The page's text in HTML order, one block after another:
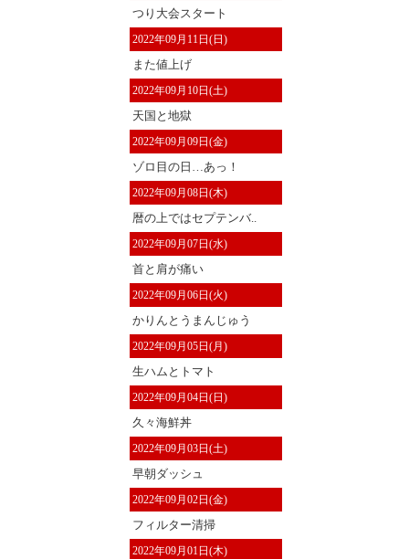
つり大会スタート
2022年09月11日(日)
また値上げ
2022年09月10日(土)
天国と地獄
2022年09月09日(金)
ゾロ目の日…あっ！
2022年09月08日(木)
暦の上ではセプテンバ..
2022年09月07日(水)
首と肩が痛い
2022年09月06日(火)
かりんとうまんじゅう
2022年09月05日(月)
生ハムとトマト
2022年09月04日(日)
久々海鮮丼
2022年09月03日(土)
早朝ダッシュ
2022年09月02日(金)
フィルター清掃
2022年09月01日(木)